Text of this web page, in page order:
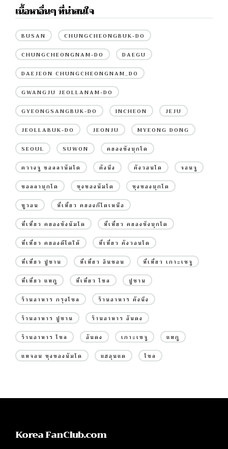
เนื้อหาอื่นๆ ที่น่าสนใจ
BUSAN CHUNGCHEONGBUK-DO
CHUNGCHEONGNAM-DO DAEGU
DAEJEON CHUNGCHEONGNAM_DO
GWANGJU JEOLLANAM-DO
GYEONGSANGBUK-DO INCHEON JEJU
JEOLLABUK-DO JEONJU MYEONG DONG
SEOUL SUWON คยองซังบุกโด
ควางจู ชอลลานัมโด คังนึง คังวอนโด จอนจู
ชอลลาบุกโด ชุงชองนัมโด ชุงชองบุกโด
ซูวอน ที่เที่ยว คยองกีโดเหนือ
ที่เที่ยว คยองซังนัมโด ที่เที่ยว คยองซังบุกโด
ที่เที่ยว คยองดีโดใต้ ที่เที่ยว คังวอนโด
ที่เที่ยว ปูซาน ที่เที่ยว อินชอน ที่เที่ยว เกาะเชจู
ที่เที่ยว แทกู ที่เที่ยว โซล ปูซาน
ร้านอาหาร กรุงโซล ร้านอาหาร คังนึง
ร้านอาหาร ปูซาน ร้านอาหาร อันดง
ร้านอาหาร โซล อันดง เกาะเชจู แทกู
แทจอน ชุงชองนัมโด แฮอุนแด โซล
Korea FanClub.com